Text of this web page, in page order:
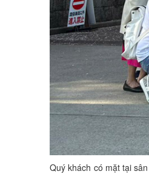
Quý khách có mặt tại